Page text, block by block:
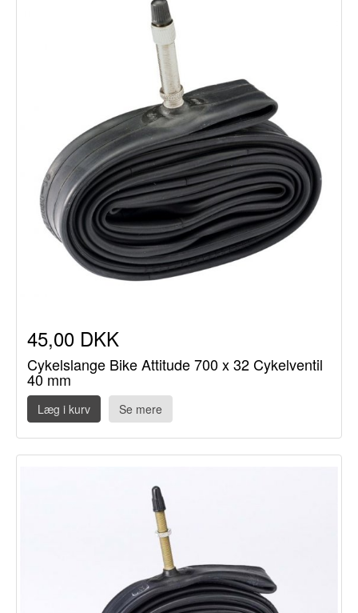
45,00 DKK
Cykelslange Bike Attitude 700 x 32 Cykelventil
40 mm
Læg i kurv Se mere